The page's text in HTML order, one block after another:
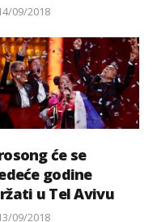
09/2018
će se
godine
u Tel Avivu
09/2018